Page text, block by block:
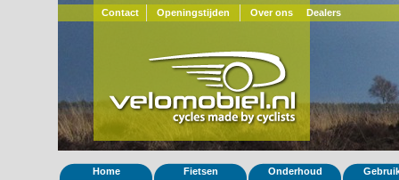
Contact Openingstijden Over ons Dealers
Home Fietsen Onderhoud